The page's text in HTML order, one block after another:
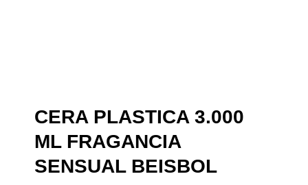
CERA PLASTICA 3.000
ML FRAGANCIA
SENSUAL BEISBOL